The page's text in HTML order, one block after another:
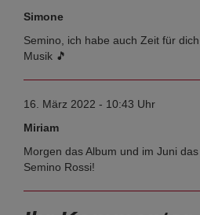
Simone
Semino, ich habe auch Zeit für
Musik 🎵
16. März 2022 - 10:43 Uhr
Miriam
Morgen das Album und im Juni
Semino Rossi!